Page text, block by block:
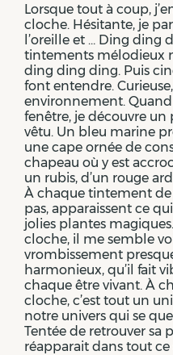
Lorsque tout à coup,
cloche. Hésitante, je
l’oreille et … Ding ding
tintements mélodieux
ding ding ding. Puis
font entendre.
environnement.
fenêtre, je découvre
vêtu. Un bleu marine
une cape ornée de
chapeau où y est
un rubis, d’un rouge
À chaque tintement de
pas, apparaissent ce
jolies plantes
cloche, il me semble
vrombissement
harmonieux, qu’il fait
chaque être vivant. À
cloche, c’est tout un
notre univers qui se
Tentée de retrouver sa
réapparait dans tout ce